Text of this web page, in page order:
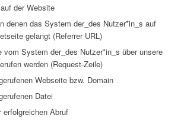
der Website
denen das System der_des Nutzer*in_s auf
gelangt (Referrer URL)
vom System der_des Nutzer*in_s über unsere
werden (Request-Zeile)
Webseite bzw. Domain
Datei
erfolgreichen Abruf